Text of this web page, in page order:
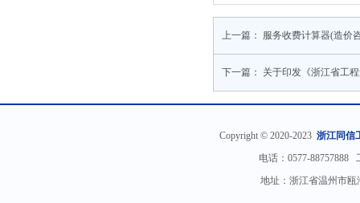
上一篇： 服务收费计算器(造价
下一篇： 关于印发《浙江省工
Copyright © 2020-2023 浙江同信
电话：0577-88757888
地址：浙江省温州市瓯